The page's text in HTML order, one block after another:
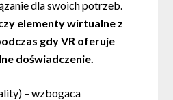
dla swoich potrzeb.
elementy wirtualne z
gdy VR oferuje
doświadczenie.
– wzbogaca